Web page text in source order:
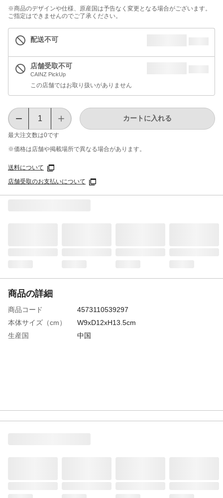
※商品のデザインや仕様、原産国は予告なく変更となる場合がございます。
ご指定はできませんのでご了承ください。
配送不可
店舗受取不可
CAINZ PickUp
この店舗ではお取り扱いがありません
最大注文数は0です
カートに入れる
※価格は​店舗や​掲載場所で​異なる​場合が​あります。
送料について
店舗受取のお支払いについて
商品の詳細
商品コード
4573110539297
本体サイズ（cm）
W9xD12xH13.5cm
生産国
中国